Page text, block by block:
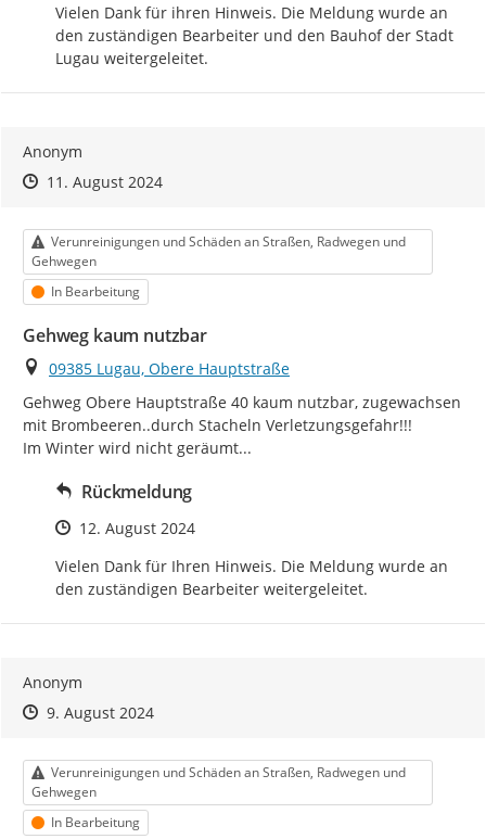
Vielen Dank für ihren Hinweis. Die Meldung wurde an
den zuständigen Bearbeiter und den Bauhof der Stadt
Lugau weitergeleitet.
Anonym
Zeitpunkt des Erstellens
Zeitpunkt des Erstellens
11. August 2024Zur Äußerung
Kategorie
Verunreinigungen und Schäden an Straßen, Radwegen und
Gehwegen
Status
In Bearbeitung
Gehweg kaum nutzbar
Ort
09385 Lugau, Obere Hauptstraße
Gehweg Obere Hauptstraße 40 kaum nutzbar, zugewachsen
mit Brombeeren..durch Stacheln Verletzungsgefahr!!!
Im Winter wird nicht geräumt...
Rückmeldung
Zeitpunkt des Erstellens
12. August 2024
Vielen Dank für Ihren Hinweis. Die Meldung wurde an
den zuständigen Bearbeiter weitergeleitet.
Anonym
Zeitpunkt des Erstellens
Zeitpunkt des Erstellens
9. August 2024Zur Äußerung
Kategorie
Verunreinigungen und Schäden an Straßen, Radwegen und
Gehwegen
Status
In Bearbeitung